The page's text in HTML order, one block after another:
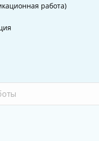
работа)